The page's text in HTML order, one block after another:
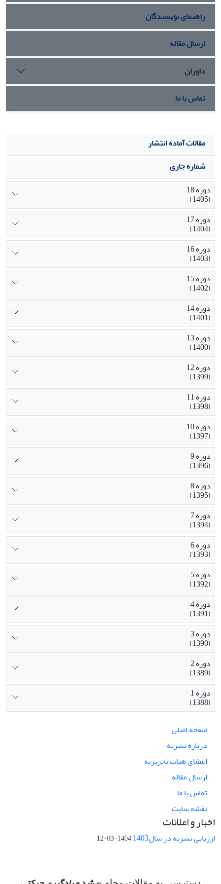
راهنمای نویسندگان
ارسال مقاله
داوران
تماس با ما
مقالات آماده انتشار
شماره جاری
دوره 18
(1405)
دوره 17
(1404)
دوره 16
(1403)
دوره 15
(1402)
دوره 14
(1401)
دوره 13
(1400)
دوره 12
(1399)
دوره 11
(1398)
دوره 10
(1397)
دوره 9
(1396)
دوره 8
(1395)
دوره 7
(1394)
دوره 6
(1393)
دوره 5
(1392)
دوره 4
(1391)
دوره 3
(1390)
دوره 2
(1389)
دوره 1
(1388)
صفحه اصلی
درباره نشریه
اعضای هیات تحریریه
ارسال مقاله
تماس با ما
نقشه سایت
اخبار و اعلانات
ارزیابی نشریه در سال1403 1404-03-12